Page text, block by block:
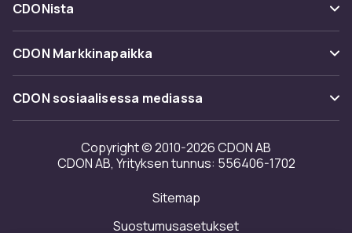
Ota yhteyttä
Takaisinvedot
Tuotemerkit
CDONista
Tietoa meistä
Asiakasarvionnit
Investor relations
Saavutettavuusseloste
CDON Markkinapaikka
Merchant Help Center
CDON sosiaalisessa mediassa
Copyright © 2010-2026 CDON AB
CDON AB, Yrityksen tunnus: 556406-1702
Sitemap
Suostumusasetukset